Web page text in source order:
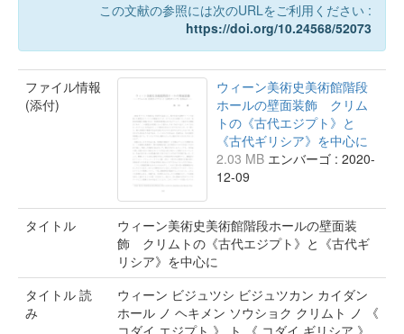
この文献の参照には次のURLをご利用ください :
https://doi.org/10.24568/52073
ファイル情報
(添付)
ウィーン美術史美術館階段
ホールの壁面装飾 クリム
トの《古代エジプト》と
《古代ギリシア》を中心に
2.03 MB エンバーゴ : 2020-
12-09
タイトル
ウィーン美術史美術館階段ホールの壁面装
飾 クリムトの《古代エジプト》と《古代ギ
リシア》を中心に
タイトル 読
み
ウィーン ビジュツシ ビジュツカン カイダン
ホール ノ ヘキメン ソウショク クリムト ノ 《